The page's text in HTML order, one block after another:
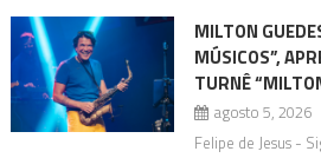
MILTON
MÚSICOS”,
TURNÊ
agosto 5, 2026
Felipe de Jesus -